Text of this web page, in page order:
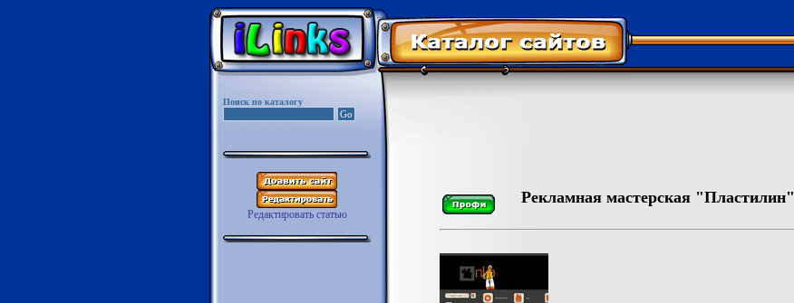
Поиск по каталогу
Редактировать статью
Рекламная мастерская "Пластилин"